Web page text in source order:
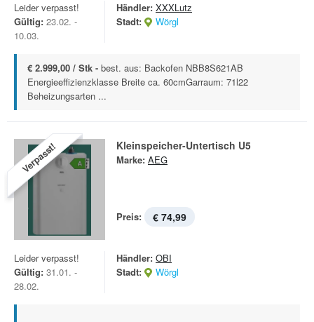
Leider verpasst!
Gültig: 23.02. -
10.03.
Händler: XXXLutz
Stadt:
Wörgl
€ 2.999,00 / Stk - best. aus: Backofen NBB8S621AB
Energieeffizienzklasse Breite ca. 60cmGarraum: 71l22
Beheizungsarten ...
Verpasst! Kleinspeicher-Untertisch U5
Marke: AEG
Preis: € 74,99
Leider verpasst!
Gültig: 31.01. -
28.02.
Händler: OBI
Stadt:
Wörgl